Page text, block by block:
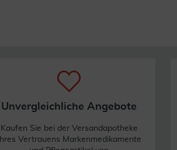
Unvergleichliche Angebote
Kaufen Sie bei der Versandapotheke
Ihres Vertrauens Markenmedikamente